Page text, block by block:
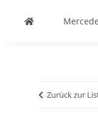
Zurück zur